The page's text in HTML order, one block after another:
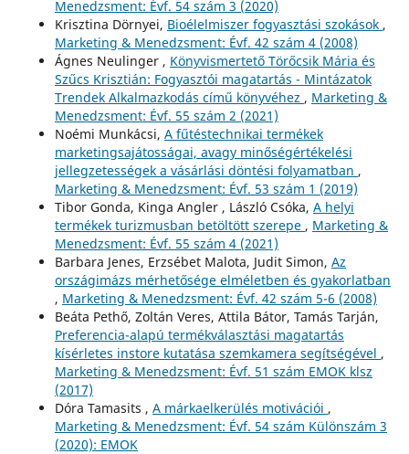
Menedzsment: Évf. 54 szám 3 (2020)
Krisztina Dörnyei, Bioélelmiszer fogyasztási szokások ,
Marketing & Menedzsment: Évf. 42 szám 4 (2008)
Ágnes Neulinger , Könyvismertető Törőcsik Mária és
Szűcs Krisztián: Fogyasztói magatartás - Mintázatok
Trendek Alkalmazkodás című könyvéhez , Marketing &
Menedzsment: Évf. 55 szám 2 (2021)
Noémi Munkácsi, A fűtéstechnikai termékek
marketingsajátosságai, avagy minőségértékelési
jellegzetességek a vásárlási döntési folyamatban ,
Marketing & Menedzsment: Évf. 53 szám 1 (2019)
Tibor Gonda, Kinga Angler , László Csóka, A helyi
termékek turizmusban betöltött szerepe , Marketing &
Menedzsment: Évf. 55 szám 4 (2021)
Barbara Jenes, Erzsébet Malota, Judit Simon, Az
országimázs mérhetősége elméletben és gyakorlatban
, Marketing & Menedzsment: Évf. 42 szám 5-6 (2008)
Beáta Pethő, Zoltán Veres, Attila Bátor, Tamás Tarján,
Preferencia-alapú termékválasztási magatartás
kísérletes instore kutatása szemkamera segítségével ,
Marketing & Menedzsment: Évf. 51 szám EMOK klsz
(2017)
Dóra Tamasits , A márkaelkerülés motivációi ,
Marketing & Menedzsment: Évf. 54 szám Különszám 3
(2020): EMOK